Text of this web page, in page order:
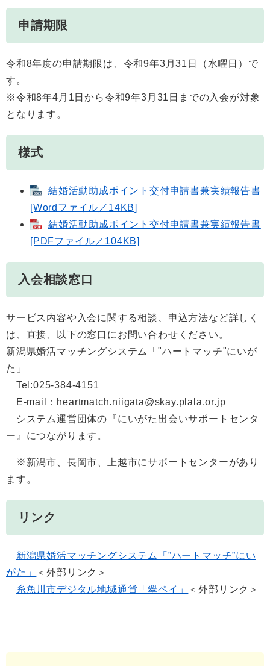
申請期限
令和8年度の申請期限は、令和9年3月31日（水曜日）で
す。
※令和8年4月1日から令和9年3月31日までの入会が対象
となります。
様式
結婚活動助成ポイント交付申請書兼実績報告書
[Wordファイル／14KB]
結婚活動助成ポイント交付申請書兼実績報告書
[PDFファイル／104KB]
入会相談窓口
サービス内容や入会に関する相談、申込方法など詳しく
は、直接、以下の窓口にお問い合わせください。
新潟県婚活マッチングシステム「"ハートマッチ"にいが
た」
Tel:025-384-4151
E-mail：heartmatch.niigata@skay.plala.or.jp
システム運営団体の『にいがた出会いサポートセンタ
ー』につながります。
※新潟市、長岡市、上越市にサポートセンターがあり
ます。
リンク
新潟県婚活マッチングシステム「”ハートマッチ”にい
がた」
＜外部リンク＞
糸魚川市デジタル地域通貨「翠ペイ」
＜外部リンク＞